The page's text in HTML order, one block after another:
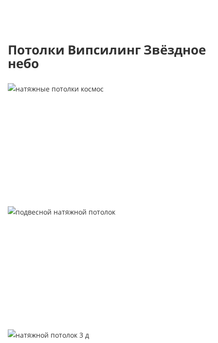
Потолки Випсилинг Звёздное
небо